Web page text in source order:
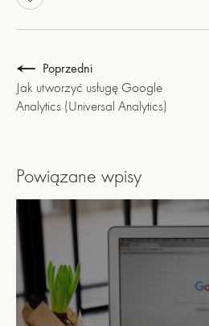
Poprzedni
Jak utworzyć usługę Google
Analytics (Universal Analytics)
Powiązane wpisy